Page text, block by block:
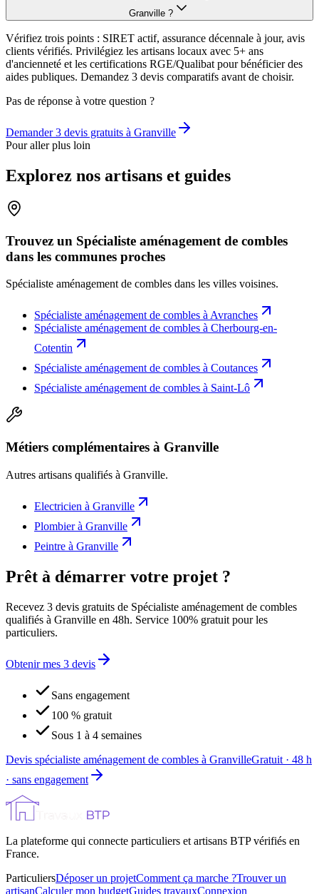
Granville ?
Vérifiez trois points : SIRET actif, assurance décennale à jour, avis
clients vérifiés. Privilégiez les artisans locaux avec 5+ ans
d'ancienneté et les certifications RGE/Qualibat pour bénéficier des
aides publiques. Demandez 3 devis comparatifs avant de choisir.
Pas de réponse à votre question ?
Demander 3 devis gratuits à Granville
Pour aller plus loin
Explorez nos artisans et guides
Trouvez un Spécialiste aménagement de combles
dans les communes proches
Spécialiste aménagement de combles dans les villes voisines.
Spécialiste aménagement de combles à Avranches
Spécialiste aménagement de combles à Cherbourg-en-
Cotentin
Spécialiste aménagement de combles à Coutances
Spécialiste aménagement de combles à Saint-Lô
Métiers complémentaires à Granville
Autres artisans qualifiés à Granville.
Electricien à Granville
Plombierà Granville
Peintre à Granville
Prêt à démarrer votre projet ?
Recevez 3 devis gratuits de Spécialiste aménagement de combles
qualifiés à Granville en 48h. Service 100% gratuit pour les
particuliers.
Obtenir mes 3 devis
Sans engagement
100 % gratuit
Sous 1 à 4 semaines
Devis spécialiste aménagement de combles à GranvilleGratuit · 48 h
· sans engagement
La plateforme qui connecte particuliers et artisans BTP vérifiés en
France.
ParticuliersDéposer un projetComment ça marche ?Trouver un
artisanCalculer mon budgetGuides travauxConnexion